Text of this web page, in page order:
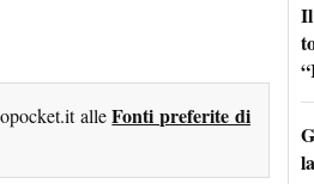
alleFonti preferite di